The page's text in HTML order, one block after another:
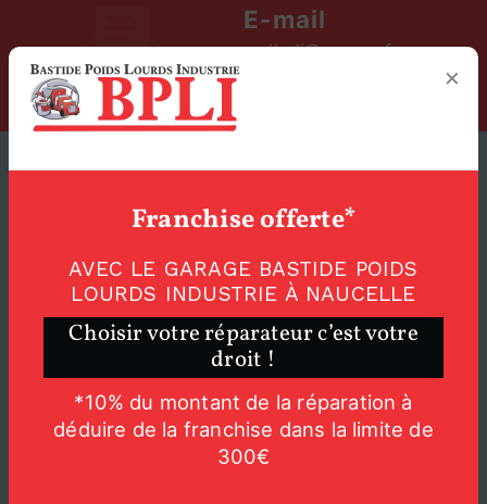
×
Franchise offerte*
AVEC LE GARAGE BASTIDE POIDS
LOURDS INDUSTRIE À NAUCELLE
Choisir votre réparateur c’est votre
droit !
*10% du montant de la réparation à
déduire de la franchise dans la limite de
300€
E-mail
sarlbpli@orange.fr
CONTACTEZ-NOUS